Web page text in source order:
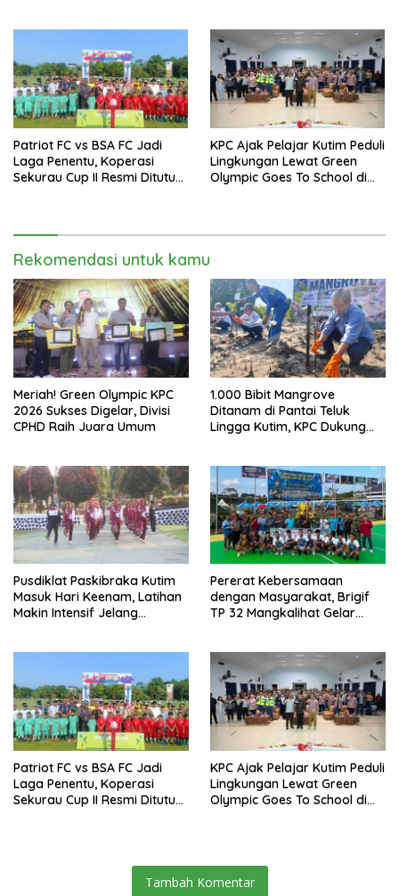
Patriot FC vs BSA FC Jadi
Laga Penentu, Koperasi
Sekurau Cup II Resmi Ditutup
KPC Ajak Pelajar Kutim Peduli
Lingkungan Lewat Green
Olympic Goes To School di
Rekomendasi untuk kamu
Meriah! Green Olympic KPC
2026 Sukses Digelar, Divisi
CPHD Raih Juara Umum
1.000 Bibit Mangrove
Ditanam di Pantai Teluk
Lingga Kutim, KPC Dukung
Pusdiklat Paskibraka Kutim
Masuk Hari Keenam, Latihan
Makin Intensif Jelang
Pererat Kebersamaan
dengan Masyarakat, Brigif
TP 32 Mangkalihat Gelar
Patriot FC vs BSA FC Jadi
Laga Penentu, Koperasi
Sekurau Cup II Resmi Ditutup
KPC Ajak Pelajar Kutim Peduli
Lingkungan Lewat Green
Olympic Goes To School di
Tambah Komentar